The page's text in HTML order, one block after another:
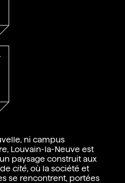
ni campus
Louvain-la-Neuve est
paysage construit aux
cité, où la société et
se rencontrent, portées